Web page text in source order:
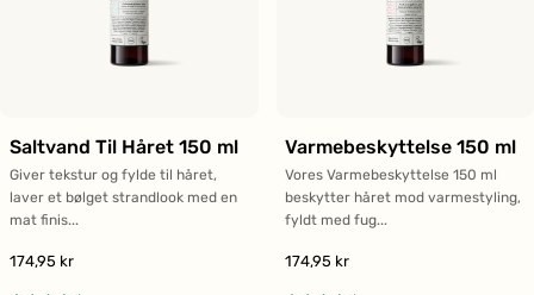
Saltvand Til Håret 150 ml
Giver tekstur og fylde til håret,
laver et bølget strandlook med en
mat finis...
174,95 kr
Varmebeskyttelse 150 ml
Vores Varmebeskyttelse 150 ml
beskytter håret mod varmestyling,
fyldt med fug...
174,95 kr